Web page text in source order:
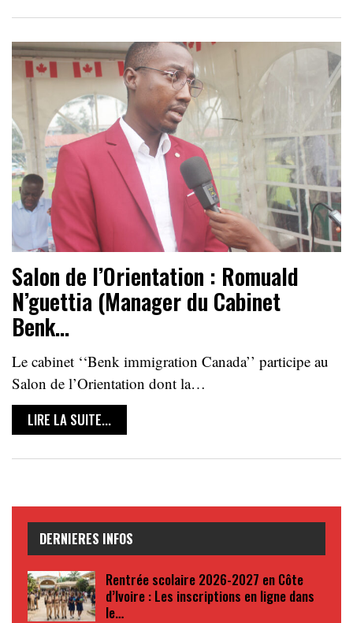
Salon de l’Orientation : Romuald
N’guettia (Manager du Cabinet
Benk…
Le cabinet ‘‘Benk immigration Canada’’ participe au
Salon de l’Orientation dont la…
LIRE LA SUITE...
DERNIERES INFOS
Rentrée scolaire 2026-2027 en Côte
d’Ivoire : Les inscriptions en ligne dans
le…